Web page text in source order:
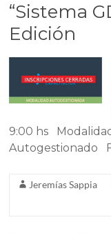
“Sistema
Edición
9:00 hs
Autogestionado
Jeremías Sappia